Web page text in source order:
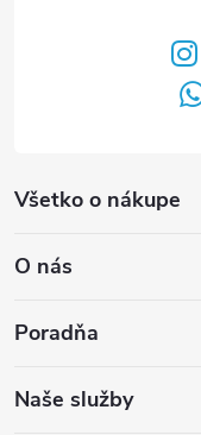
Všetko o nákupe
O nás
Poradňa
Naše služby